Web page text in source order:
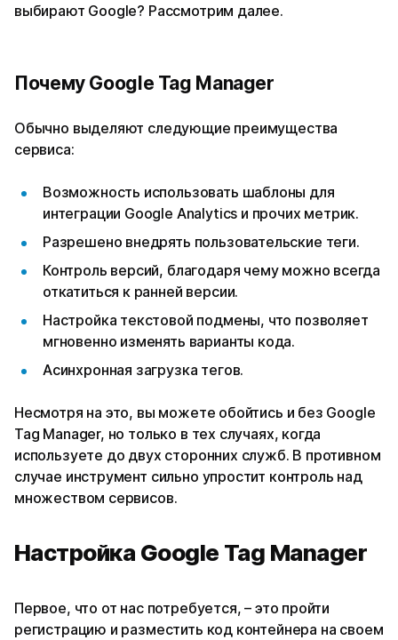
выбирают Google? Рассмотрим далее.
Почему Google Tag Manager
Обычно выделяют следующие преимущества
сервиса:
Возможность использовать шаблоны для
интеграции Google Analytics и прочих метрик.
Разрешено внедрять пользовательские теги.
Контроль версий, благодаря чему можно всегда
откатиться к ранней версии.
Настройка текстовой подмены, что позволяет
мгновенно изменять варианты кода.
Асинхронная загрузка тегов.
Несмотря на это, вы можете обойтись и без Google
Tag Manager, но только в тех случаях, когда
используете до двух сторонних служб. В противном
случае инструмент сильно упростит контроль над
множеством сервисов.
Настройка Google Tag Manager
Первое, что от нас потребуется, – это пройти
регистрацию и разместить код контейнера на своем